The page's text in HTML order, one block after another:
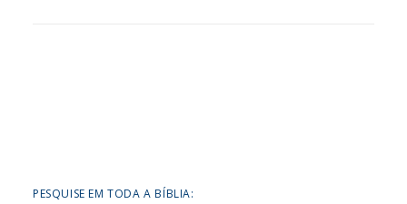
PESQUISE EM TODA A BÍBLIA: